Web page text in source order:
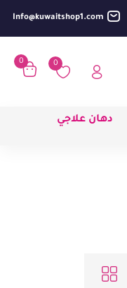
Info@kuwaitshop1.com
0
0
دهان علاجي